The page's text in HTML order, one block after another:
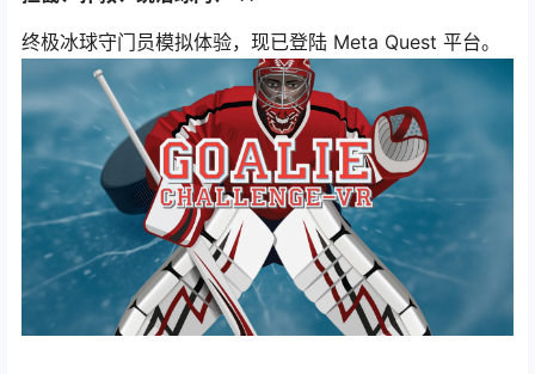
终极冰球守门员模拟体验，现已登陆 Meta Quest 平台。